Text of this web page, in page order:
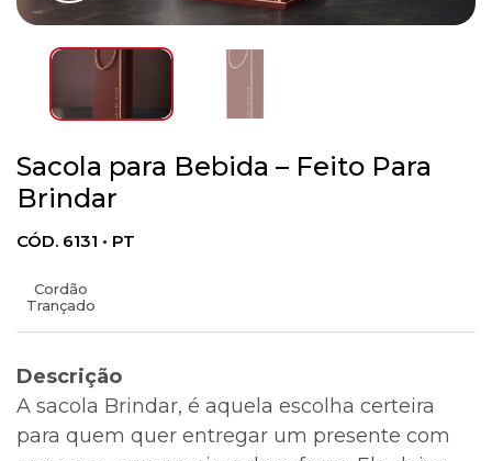
Sacola para Bebida – Feito Para
Brindar
CÓD. 6131 • PT
Cordão
Trançado
Descrição
A sacola Brindar, é aquela escolha certeira
para quem quer entregar um presente com